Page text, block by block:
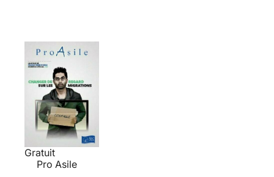
Gratuit
Pro Asile